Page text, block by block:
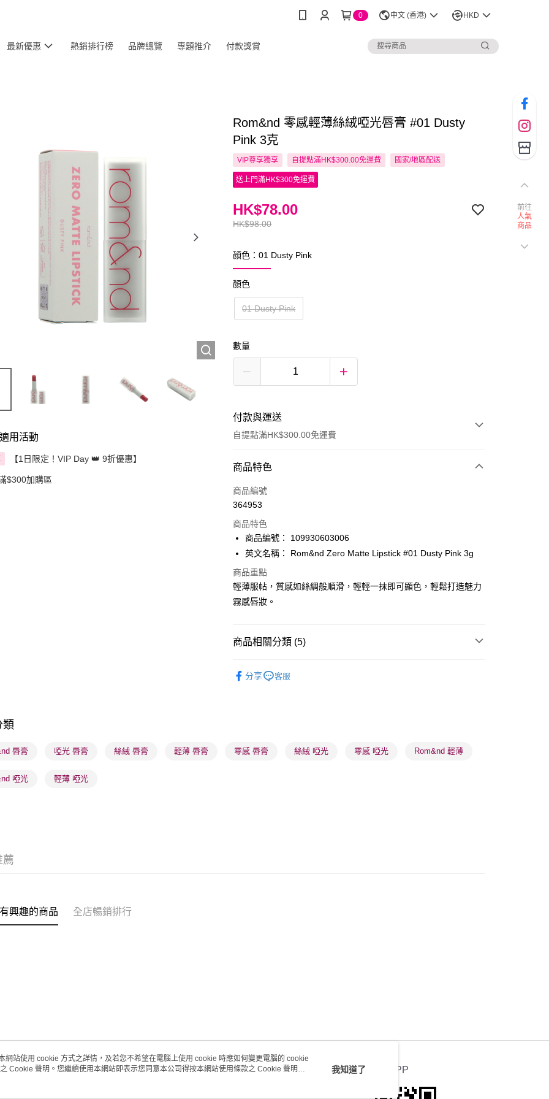
0 中文 (香港) HKD
最新優惠 熱銷排行榜 品牌總覽 專題推介 付款獎賞
用活動
【1日限定！VIP Day 👑 9折優惠】
$300加購區
Rom&nd 零感輕薄絲絨啞光唇膏 #01 Dusty
Pink 3克
VIP尊享獨享 自提點滿HK$300.00免運費 國家/地區配送
送上門滿HK$300免運費
HK$98.00
HK$78.00
顔色：01 Dusty Pink
顏色
01 Dusty Pink
數量
付款與運送
自提點滿HK$300.00免運費
付款方式
信用卡
AlipayHK
PayMe
WeChat Pay
BoC Pay
送貨方式
每筆HK$65.00，滿HK$300.00或以上免運費
商品特色
商品編號
364953
商品特色
商品編號： 109930603006
英文名稱： Rom&nd Zero Matte Lipstick #01 Dusty Pink 3g
商品重點
輕薄服帖，質感如絲綢般順滑，輕輕一抹即可顯色，輕鬆打造魅力
霧感唇妝。
商品相關分類 (5)
莎莎獨家品牌✨ 韓系品牌 全部產品
分享 客服
類
唇膏 啞光 唇膏 絲絨 唇膏 輕薄 唇膏 零感 唇膏 絲絨 啞光 零感 啞光 Rom&nd 輕薄
啞光 輕薄 啞光
薦
興趣的商品 全店暢銷排行
關於我們 客戶服務 官方APP
前往
人氣
商品
網站使用 cookie 方式之詳情，及若您不希望在電腦上使用 cookie 時應如何變更電腦的 cookie
之 Cookie 聲明。您繼續使用本網站即表示您同意本公司得按本網站使用條款之 Cookie 聲明使
我知道了